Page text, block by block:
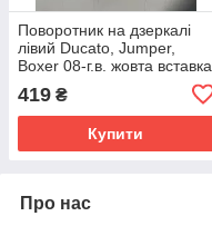
Поворотник на дзеркалі
лівий Ducato, Jumper,
Boxer 08-г.в. жовта вставка
419 ₴
Купити
Про нас